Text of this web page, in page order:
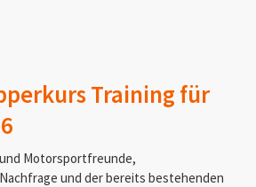
Training für
Motorsportfreunde,
und der bereits bestehenden